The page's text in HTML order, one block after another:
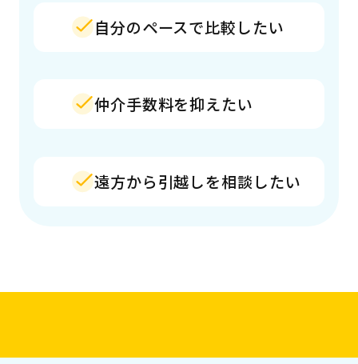
自分のペースで比較したい
仲介手数料を抑えたい
遠方から引越しを相談したい